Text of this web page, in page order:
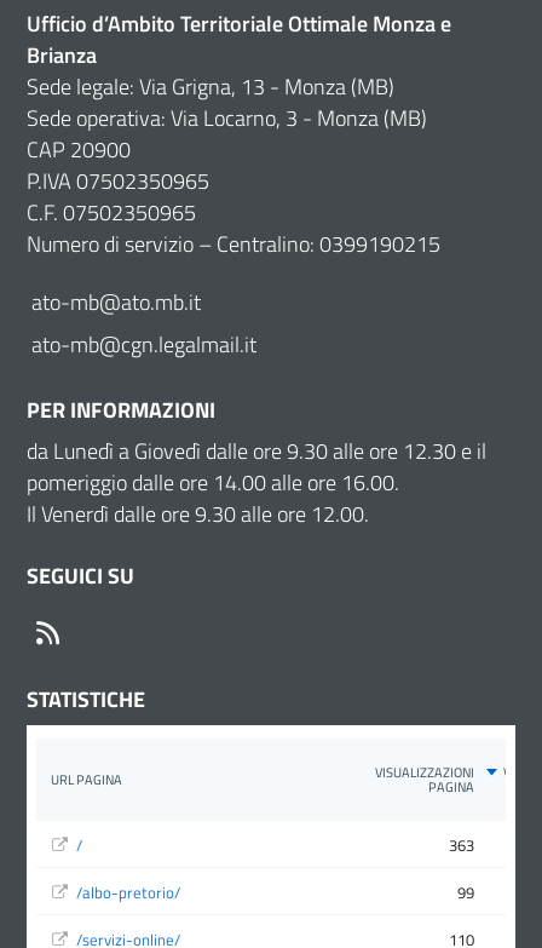
Ufficio d’Ambito Territoriale Ottimale Monza e
Brianza
Sede legale: Via Grigna, 13 - Monza (MB)
Sede operativa: Via Locarno, 3 - Monza (MB)
CAP 20900
P.IVA 07502350965
C.F. 07502350965
Numero di servizio – Centralino: 0399190215
ato-mb@ato.mb.it
ato-mb@cgn.legalmail.it
PER INFORMAZIONI
da Lunedì a Giovedì dalle ore 9.30 alle ore 12.30 e il
pomeriggio dalle ore 14.00 alle ore 16.00.
Il Venerdì dalle ore 9.30 alle ore 12.00.
SEGUICI SU
STATISTICHE